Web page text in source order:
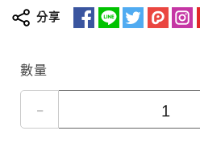
分享
數量
-